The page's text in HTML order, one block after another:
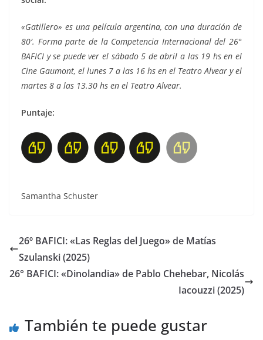
«Gatillero» es una película argentina, con una duración de
80′. Forma parte de la Competencia Internacional del 26°
BAFICI y se puede ver el sábado 5 de abril a las 19 hs en el
Cine Gaumont, el lunes 7 a las 16 hs en el Teatro Alvear y el
martes 8 a las 13.30 hs en el Teatro Alvear.
Puntaje:
Samantha Schuster
26º BAFICI: «Las Reglas del Juego» de Matías
Szulanski (2025)
26° BAFICI: «Dinolandia» de Pablo Chehebar, Nicolás
Iacouzzi (2025)
También te puede gustar